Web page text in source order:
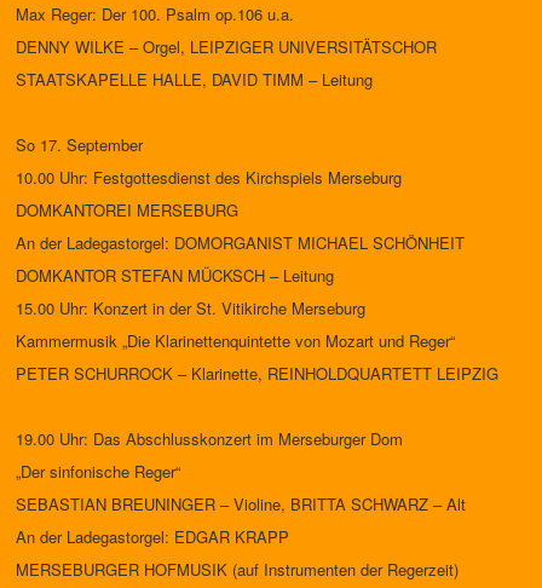
Max Reger: Der 100. Psalm op.106 u.a.
DENNY WILKE – Orgel, LEIPZIGER UNIVERSITÄTSCHOR
STAATSKAPELLE HALLE, DAVID TIMM – Leitung
So 17. September
10.00 Uhr: Festgottesdienst des Kirchspiels Merseburg
DOMKANTOREI MERSEBURG
An der Ladegastorgel: DOMORGANIST MICHAEL SCHÖNHEIT
DOMKANTOR STEFAN MÜCKSCH – Leitung
15.00 Uhr: Konzert in der St. Vitikirche Merseburg
Kammermusik „Die Klarinettenquintette von Mozart und Reger“
PETER SCHURROCK – Klarinette, REINHOLDQUARTETT LEIPZIG
19.00 Uhr: Das Abschlusskonzert im Merseburger Dom
„Der sinfonische Reger“
SEBASTIAN BREUNINGER – Violine, BRITTA SCHWARZ – Alt
An der Ladegastorgel: EDGAR KRAPP
MERSEBURGER HOFMUSIK (auf Instrumenten der Regerzeit)